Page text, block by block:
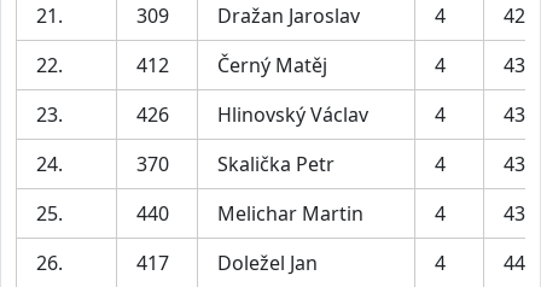
21.
309 Dražan Jaroslav 4
22.
412 Černý Matěj 4
23.
426 Hlinovský Václav 4
24.
370 Skalička Petr 4
25.
440 Melichar Martin 4
26.
417 Doležel Jan 4